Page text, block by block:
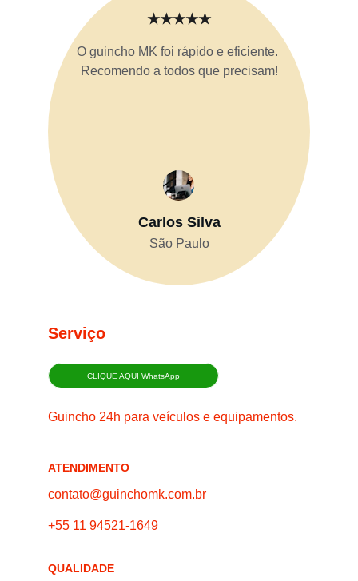
O guincho MK foi rápido e eficiente.
Recomendo a todos que precisam!
Carlos Silva
São Paulo
★★★★★
Serviço
Guincho 24h para veículos e equipamentos.
ATENDIMENTO
QUALIDADE
contato@guinchomk.com.br
+55 11 94521-1649
CLIQUE AQUI WhatsApp